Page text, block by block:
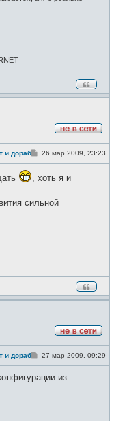
в
с
и доработка велоси
С
б
н
26 мар 2009, 23:23
, хоть я и
сильной
в
с
и доработка велоси
С
б
27 мар 2009, 09:29
из